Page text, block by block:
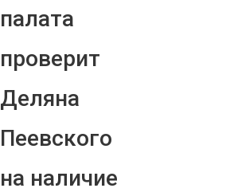
палата
проверит
Деляна
Пеевского
на наличие